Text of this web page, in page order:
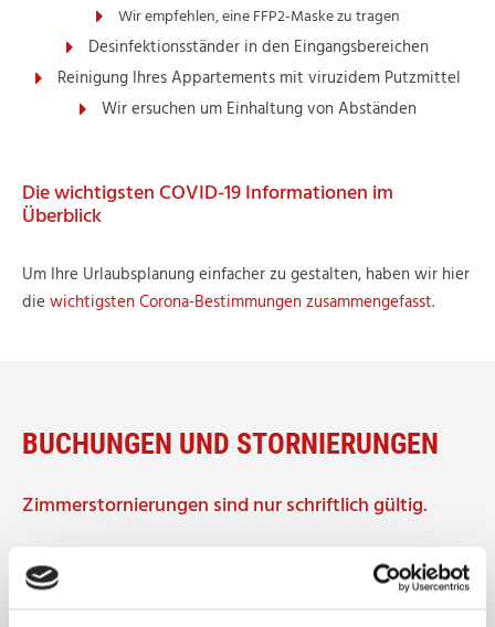
Wir empfehlen, eine FFP2-Maske zu tragen
Desinfektionsständer in den Eingangsbereichen
Reinigung Ihres Appartements mit viruzidem Putzmittel
Wir ersuchen um Einhaltung von Abständen
Die wichtigsten COVID-19 Informationen im
Überblick
Um Ihre Urlaubsplanung einfacher zu gestalten, haben wir hier
die wichtigsten Corona-Bestimmungen zusammengefasst.
BUCHUNGEN UND STORNIERUNGEN
Zimmerstornierungen sind nur schriftlich gültig.
Die Situation betreffend Covid-19 Pandemie wird von uns
stetig evaluiert und gegebenenfalls der aktuellen Sitution